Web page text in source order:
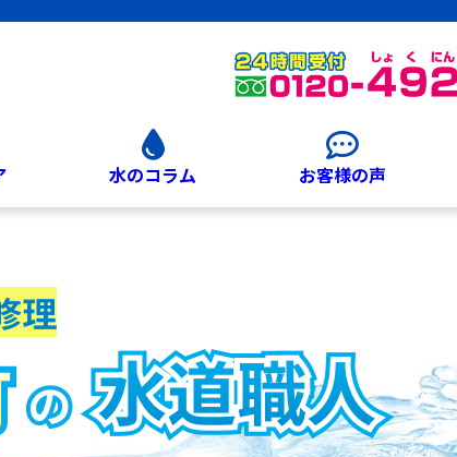
水のコラム お客様の声
理